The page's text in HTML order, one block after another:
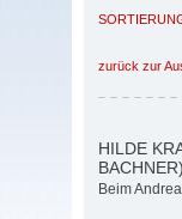
zurück zur
HILDE
Beim